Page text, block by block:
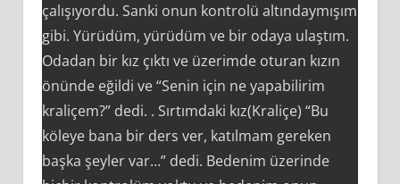
çalışıyordu. Sanki onun kontrolü altındaymışım
gibi. Yürüdüm, yürüdüm ve bir odaya ulaştım.
Odadan bir kız çıktı ve üzerimde oturan kızın
önünde eğildi ve “Senin için ne yapabilirim
kraliçem?” dedi. . Sırtımdaki kız(Kraliçe) “Bu
köleye bana bir ders ver, katılmam gereken
başka şeyler var…” dedi. Bedenim üzerinde